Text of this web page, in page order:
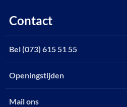
Contact
Bel (073) 615 51 55
Openingstijden
Mail ons